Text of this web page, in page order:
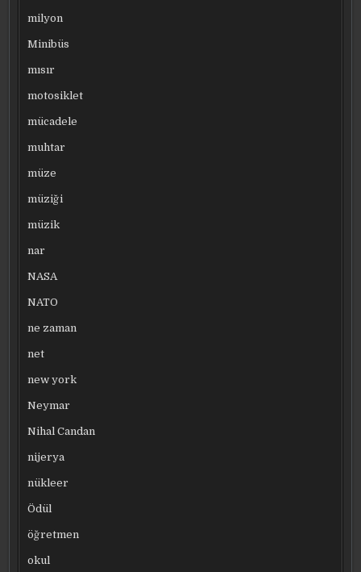
milyon
Minibüs
mısır
motosiklet
mücadele
muhtar
müze
müziği
müzik
nar
NASA
NATO
ne zaman
net
new york
Neymar
Nihal Candan
nijerya
nükleer
Ödül
öğretmen
okul